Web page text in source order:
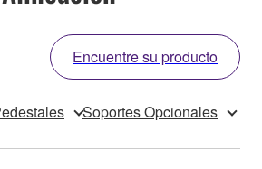
Encuentre su producto
Soportes Opcionales